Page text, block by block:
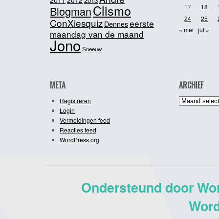
BlogmanClismo
ConXiesquiz Denneseerste
maandag van de maand
JonoSneeuw
17 18
24
25
« mei jul »
META
Registreren
Login
Vermeldingen feed
Reacties feed
WordPress.org
ARCHIEF
Archief
Ondersteund door